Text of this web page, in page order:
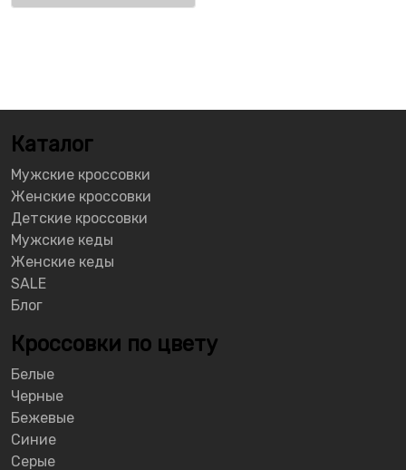
Каталог
Мужские кроссовки
Женские кроссовки
Детские кроссовки
Мужские кеды
Женские кеды
SALE
Блог
Кроссовки по цвету
Белые
Черные
Бежевые
Синие
Серые